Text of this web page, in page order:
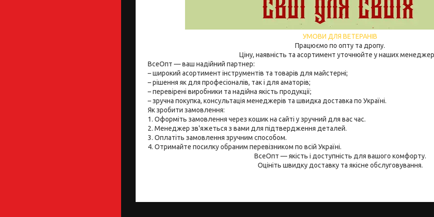
УМОВИ ДЛЯ ВЕТЕРАНІВ
Працюємо по опту та дропу.
Ціну, наявність та асортимент уточнюйте у наших
ВсеОпт — ваш надійний партнер:
– широкий асортимент інструментів та товарів для майстерні;
– рішення як для професіоналів, так і для аматорів;
– перевірені виробники та надійна якість продукції;
– зручна покупка, консультація менеджерів та швидка доставка по Україні.
Як зробити замовлення:
1. Оформіть замовлення через кошик на сайті у зручний для вас час.
2. Менеджер зв'яжеться з вами для підтвердження деталей.
3. Оплатіть замовлення зручним способом.
4. Отримайте посилку обраним перевізником по всій Україні.
ВсеОпт — якість і доступність для вашого комфорту.
Оцініть швидку доставку та якісне обслуговування.